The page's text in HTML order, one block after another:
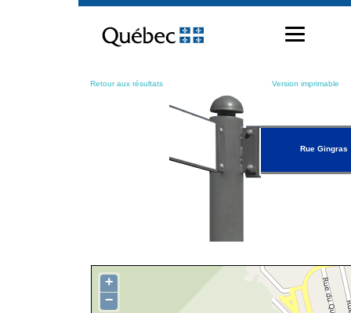
contenu
Retour aux résultats Version imprimable
Rue Gingras
+
−